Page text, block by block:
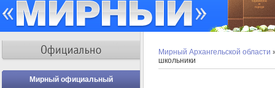
Мирный официальный
Мирный Архангельской области
школьники